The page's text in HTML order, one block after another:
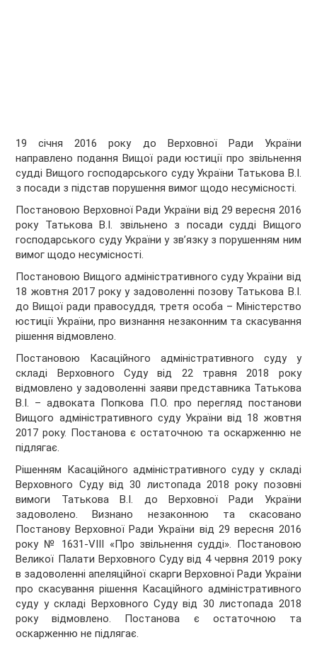
19 січня 2016 року до Верховної Ради України
направлено подання Вищої ради юстиції про звільнення
судді Вищого господарського суду України Татькова В.І.
з посади з підстав порушення вимог щодо несумісності.
Постановою Верховної Ради України від 29 вересня 2016
року Татькова В.І. звільнено з посади судді Вищого
господарського суду України у зв’язку з порушенням ним
вимог щодо несумісності.
Постановою Вищого адміністративного суду України від
18 жовтня 2017 року у задоволенні позову Татькова В.І.
до Вищої ради правосуддя, третя особа – Міністерство
юстиції України, про визнання незаконним та скасування
рішення відмовлено.
Постановою Касаційного адміністративного суду у
складі Верховного Суду від 22 травня 2018 року
відмовлено у задоволенні заяви представника Татькова
В.І. – адвоката Попкова П.О. про перегляд постанови
Вищого адміністративного суду України від 18 жовтня
2017 року. Постанова є остаточною та оскарженню не
підлягає.
Рішенням Касаційного адміністративного суду у складі
Верховного Суду від 30 листопада 2018 року позовні
вимоги Татькова В.І. до Верховної Ради України
задоволено. Визнано незаконною та скасовано
Постанову Верховної Ради України від 29 вересня 2016
року № 1631-VIII «Про звільнення судді». Постановою
Великої Палати Верховного Суду від 4 червня 2019 року
в задоволенні апеляційної скарги Верховної Ради України
про скасування рішення Касаційного адміністративного
суду у складі Верховного Суду від 30 листопада 2018
року відмовлено. Постанова є остаточною та
оскарженню не підлягає.